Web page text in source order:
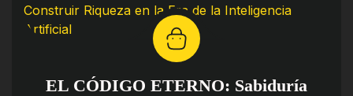
EL CÓDIGO ETERNO: Sabiduría